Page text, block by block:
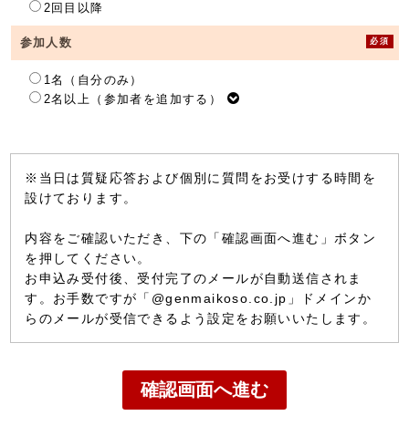
2回目以降
参加人数 必須
1名（自分のみ）
2名以上（参加者を追加する）
※当日は質疑応答および個別に質問をお受けする時間を
設けております。
内容をご確認いただき、下の「確認画面へ進む」ボタン
を押してください。
お申込み受付後、受付完了のメールが自動送信されま
す。お手数ですが「@genmaikoso.co.jp」ドメインか
らのメールが受信できるよう設定をお願いいたします。